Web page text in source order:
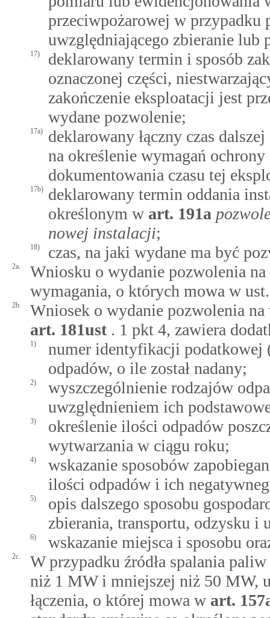
przeciwpożarowej w przypadku
uwzględniającego zbieranie lub
17)
deklarowany termin i sposób
oznaczonej części,
zakończenie eksploatacji jest
wydane pozwolenie;
17a)
deklarowany łączny czas
na określenie wymagań
dokumentowania czasu tej
17b)
deklarowany termin oddania
określonym w art. 191a
nowej instalacji;
18) czas, na jaki wydane ma być
2a.
Wniosku o wydanie pozwolenia
wymagania, o których mowa w
2b.
Wniosek o wydanie pozwolenia
art. 181ust . 1 pkt 4, zawiera
1)
numer identyfikacji podatkowej
odpadów, o ile został nadany;
2)
wyszczególnienie rodzajów
uwzględnieniem ich
3)
określenie ilości odpadów
wytwarzania w ciągu roku;
4)
wskazanie sposobów
ilości odpadów i ich
5)
opis dalszego sposobu
zbierania, transportu, odzysku i
6) wskazanie miejsca i sposobu
2c.
W przypadku źródła spalania
niż 1 MW i mniejszej niż 50 MW,
łączenia, o której mowa w art.